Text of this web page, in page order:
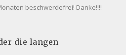
beschwerdefrei! Danke!!!!
die langen